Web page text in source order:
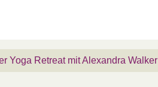
Yoga Retreat mit Alexandra Walker